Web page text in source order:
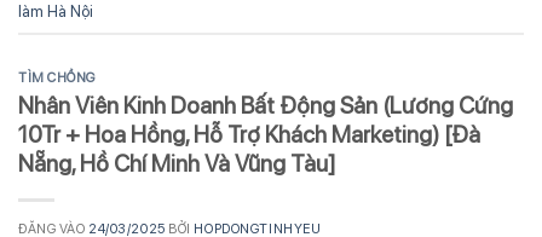
làm Hà Nội
TÌM CHỒNG
Nhân Viên Kinh Doanh Bất Động Sản (Lương Cứng
10Tr + Hoa Hồng, Hỗ Trợ Khách Marketing) [Đà
Nẵng, Hồ Chí Minh Và Vũng Tàu]
ĐĂNG VÀO 24/03/2025 BỞI HOPDONGTINHYEU